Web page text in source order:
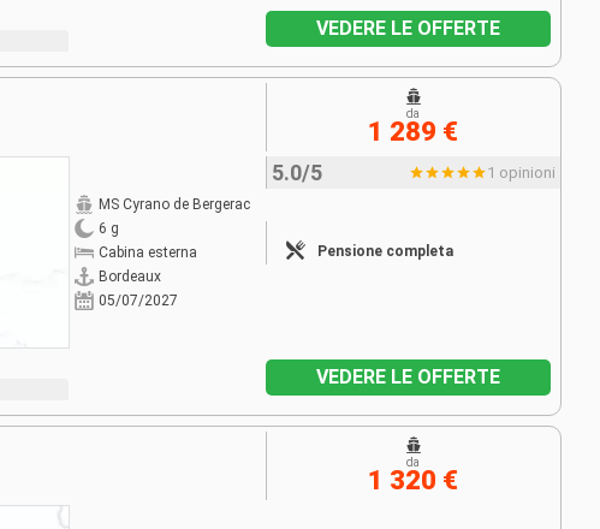
VEDERE LE OFFERTE
MS Cyrano de Bergerac
6 g
Cabina esterna
Bordeaux
05/07/2027
5.0/5 1 opinioni
Pensione completa
da
1 289 €
VEDERE LE OFFERTE
da
1 320 €